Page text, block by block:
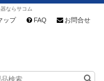
ならサコム
ップ FAQ お問合せ